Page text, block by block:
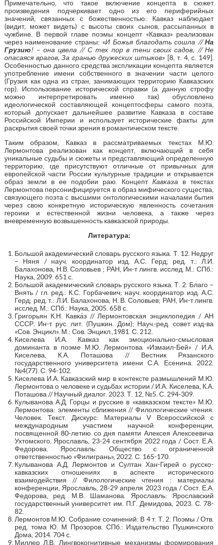
Примечательно, что такое включение концепта в сюжет
произведения подчеркивает одно из его периферийных
значений, связанных с божественностью: Кавказ наблюдает
(видит, может видеть) с высоты своих сынов, рассыпанных в
чужбине. В первой главе поэмы концепт «Кавказ» реализован
через наименование страны: «И Божья благодать сошла //На
Грузию! – она цвела // С тех пор в тени своих садов, // Не
опасаяся врагов, За гранью дружеских штыков» [8, т. 4, с. 149].
Особенностью данного средства экспликации концепта является
употребление имени собственного в значении части целого
(Грузия как одна из стран, занимающих территорию Кавказских
гор). Использование исторической справки (а данную строфу
можно интерпретировать именно так) обусловлено
идеологической составляющей концептосферы самого поэта,
который допускает дальнейшее развитие Кавказа в составе
Российской Империи и использует исторические факты для
раскрытия своей точки зрения в романтическом тексте.
Таким образом, Кавказ в рассматриваемых текстах М.Ю.
Лермонтова реализован как концепт, включающий в себя
уникальные судьбы и сюжеты и представляющий определенную
территорию, где присутствуют отличные от привычных для
европейской части России культурные традиции и открывается
образ земли в ее подобии раю. КонцептКавказа в текстах
Лермонтова персонифицируется в образ мифического существа,
связующего поэта с высшими онтологическими началами бытия
через свою конкретную историческую явленность сочетания
героики и естественной жизни человека, а также через
вневременную возвышенность кавказской природы.
Литература:
Большой академический словарь русского языка. Т. 12. Недруг
– Няня / науч. координатор изд. А.С. Герд; ред. т.: Л.И.
Балахонова, Н.В. Соловьев ; РАН, Ин-т лингв. исслед. М.: СПб.:
Наука, 2009. 651 с.
Большой академический словарь русского языка. Т. 2. Благо –
Внять / гл. ред.: К.С. Горбачевич; науч. координатор изд. А.С.
Герд; ред. т.: Л.И. Балахонова, Н. В. Соловьев; РАН, Ин-т лингв.
исслед. М.: СПб.: Наука, 2005. 658 с.
Григорьян К.Н. Кавка́з // Лермонтовская энциклопедия / АН
СССР. Ин-т рус. лит. (Пушкин. Дом); Науч.-ред. совет изд-ва
«Сов. Энцикл». М.: Сов. Энцикл.,1981. С. 212.
Киселева И.А. Кавказ как эмоционально-смысловая
доминанта в поэме М.Ю. Лермонтова «Измаил-Бей» / И.А.
Киселева, К.А. Поташова // Вестник Рязанского
государственного университета имени С.А. Есенина. 2022.
№4(77). С. 94-102.
Киселева И.А. Кавказский мир в контексте размышлений М.Ю.
Лермонтова о человеке и судьбах истории / И.А. Киселева, К.А.
Поташова // Научный диалог. 2023. Т. 12, №5. С. 294-309.
Кулыванова А.Д. Горцы и русские в «кавказском тексте» М.Ю.
Лермонтова: элементы сближения // Филологические чтения.
Человек. Текст. Дискурс: Материалы V Всероссийской с
международным участием научной конференции,
посвященной 80-летию со дня памяти Алексея Алексеевича
Ухтомского, Ярославль, 23-24 сентября 2022 года / Сост. Е.А.
Федорова. Ярославль: Общество с ограниченной
ответственностью «Филигрань», 2022. С. 165-170.
Кулыванова А.Д. Лермонтов и Султан Хан-Гирей о русско-
кавказских отношениях в аспекте исторического
взаимодействия // Филологические чтения : материалы
конференции, Ярославль, 28-29 апреля 2023 года / Сост. Е.А.
Федорова, ред. М.В. Шаманова. Ярославль: Ярославский
государственный университет им. П.Г. Демидова, 2023. С. 78-
82.
Лермонтов М.Ю. Собрание сочинений: В 4 т. Т. 2. Поэмы / Отв.
ред. тома Ю. М Прозоров. СПб.: Издательство Пушкинского
Дома, 2014. 704 с.
Миллер Л.В. Лингвокогнитивные механизмы формирования